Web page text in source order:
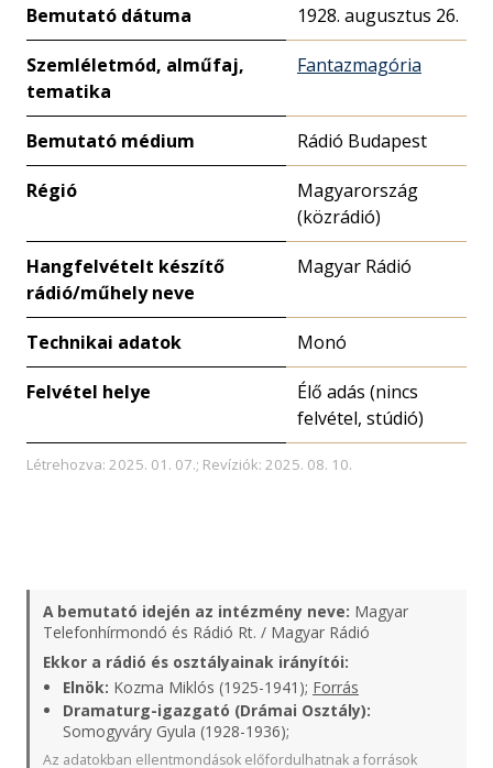
Bemutató dátuma 1928. augusztus 26.
Szemléletmód, alműfaj,
tematika
Fantazmagória
Bemutató médium Rádió Budapest
Régió
Magyarország
(közrádió)
Hangfelvételt készítő
rádió/műhely neve
Magyar Rádió
Technikai adatok Monó
Felvétel helye
Élő adás (nincs
felvétel, stúdió)
Létrehozva: 2025. 01. 07.; Revíziók: 2025. 08. 10.
A bemutató idején az intézmény neve: Magyar
Telefonhírmondó és Rádió Rt. / Magyar Rádió
Ekkor a rádió és osztályainak irányítói:
Elnök: Kozma Miklós (1925-1941); Forrás
Dramaturg-igazgató (Drámai Osztály):
Somogyváry Gyula (1928-1936);
Az adatokban ellentmondások előfordulhatnak a források